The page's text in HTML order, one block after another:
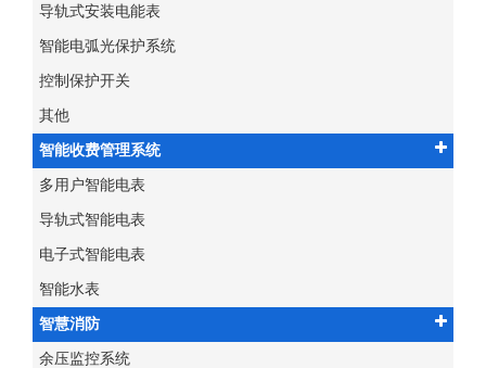
导轨式安装电能表
智能电弧光保护系统
控制保护开关
其他
智能收费管理系统
多用户智能电表
导轨式智能电表
电子式智能电表
智能水表
智慧消防
余压监控系统